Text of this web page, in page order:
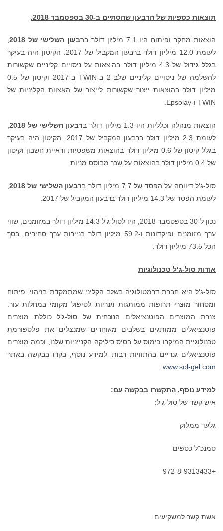
2018.
רבעון השלישי של 2018
לעומת 12.0 מיליון דולר ברבעון המקביל של 2017. הקיטון היה בעיקר
דולר בהוצאות על ניסויים קליניים שקשורות
להשלמה של ניסויים קליניים שלב 2 ב-TWIN ב-2017 וקיטון של 0.5
לייצור של האצוות הקליניות של
רבעון השלישי של 2018
,
לעומת 2.3 מיליון דולר ברבעון המקביל של 2017. הקיטון היה בעיקר
דולר בהוצאות משפטיות וראיית חשבון וקיטון
רבעון השלישי של 2018 ,
נכון ל-30 בספטמבר 2018, היו לסול-ג‘ל 14.3 מיליון דולר במזומנים, שווי
ופיקדונות ו-59.2 מיליון דולר בניירות ערך סחירים, בסך
שמתמקדת בזיהוי, פיתוח
לטיפול מקומי במחלות עור.
של סול-ג‘ל כוללת מוצרים
שמנצלים את פלטפורמת
הקנייניות שלנו, וכמה מוצרים
למידע נוסף, בקרו בבקשה באתר